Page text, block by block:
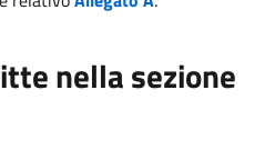
nella sezione